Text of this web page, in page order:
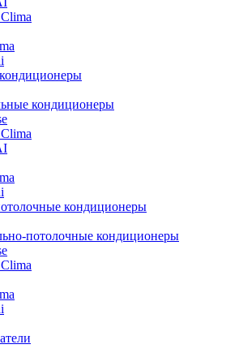
кондиционеры
кондиционеры
потолочные кондиционеры